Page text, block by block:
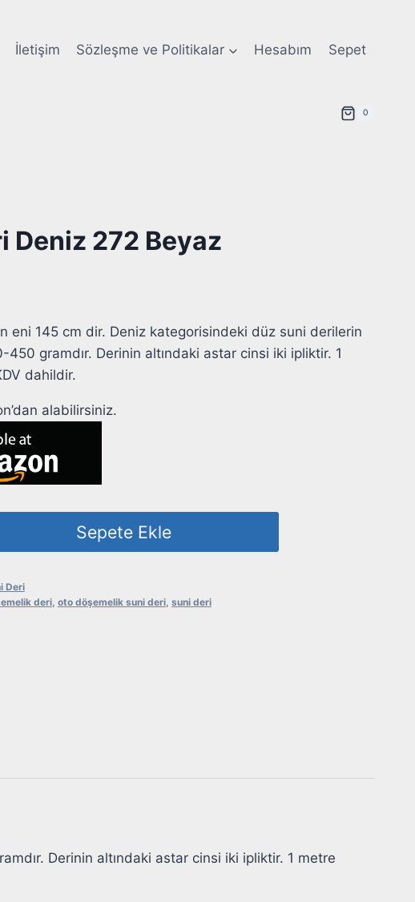
İletişim Sözleşme ve Politikalar Hesabım Sepet
0
Deniz 272 Beyaz
eni 145 cm dir. Deniz kategorisindeki düz suni derilerin
gramdır. Derinin altındaki astar cinsi iki ipliktir. 1
dahildir.
alabilirsiniz.
Sepete Ekle
Deri
deri, oto döşemelik suni deri, suni deri
Derinin altındaki astar cinsi iki ipliktir. 1 metre